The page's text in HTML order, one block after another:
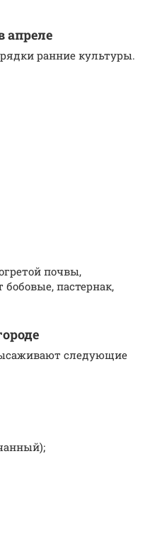
апреле
ранние культуры.
почвы,
бобовые, пастернак,
следующие